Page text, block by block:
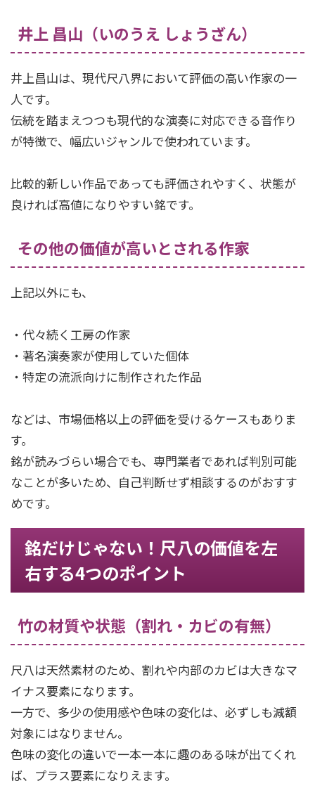
井上 昌山（いのうえ しょうざん）
井上昌山は、現代尺八界において評価の高い作家の一
人です。
伝統を踏まえつつも現代的な演奏に対応できる音作り
が特徴で、幅広いジャンルで使われています。
比較的新しい作品であっても評価されやすく、状態が
良ければ高値になりやすい銘です。
その他の価値が高いとされる作家
上記以外にも、
・代々続く工房の作家
・著名演奏家が使用していた個体
・特定の流派向けに制作された作品
などは、市場価格以上の評価を受けるケースもありま
す。
銘が読みづらい場合でも、専門業者であれば判別可能
なことが多いため、自己判断せず相談するのがおすす
めです。
銘だけじゃない！尺八の価値を左
右する4つのポイント
竹の材質や状態（割れ・カビの有無）
尺八は天然素材のため、割れや内部のカビは大きなマ
イナス要素になります。
一方で、多少の使用感や色味の変化は、必ずしも減額
対象にはなりません。
色味の変化の違いで一本一本に趣のある味が出てくれ
ば、プラス要素になりえます。